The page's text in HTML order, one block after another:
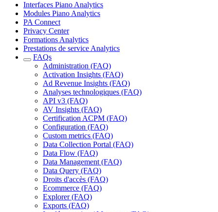
Interfaces Piano Analytics
Modules Piano Analytics
PA Connect
Privacy Center
Formations Analytics
Prestations de service Analytics
FAQs
Administration (FAQ)
Activation Insights (FAQ)
Ad Revenue Insights (FAQ)
Analyses technologiques (FAQ)
API v3 (FAQ)
AV Insights (FAQ)
Certification ACPM (FAQ)
Configuration (FAQ)
Custom metrics (FAQ)
Data Collection Portal (FAQ)
Data Flow (FAQ)
Data Management (FAQ)
Data Query (FAQ)
Droits d'accès (FAQ)
Ecommerce (FAQ)
Explorer (FAQ)
Exports (FAQ)